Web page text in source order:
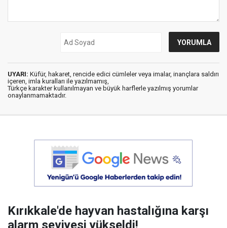
UYARI: Küfür, hakaret, rencide edici cümleler veya imalar, inançlara saldırı
içeren, imla kuralları ile yazılmamış,
Türkçe karakter kullanılmayan ve büyük harflerle yazılmış yorumlar
onaylanmamaktadır.
Kırıkkale'de hayvan hastalığına karşı
alarm seviyesi yükseldi!